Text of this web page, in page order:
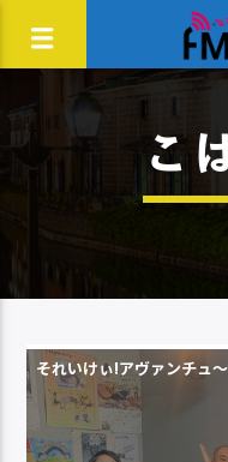
こ
それいけぃ!アヴァンチュ